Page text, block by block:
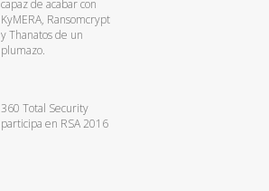
capaz de acabar con
KyMERA, Ransomcrypt
y Thanatos de un
plumazo.
360 Total Security
participa en RSA 2016